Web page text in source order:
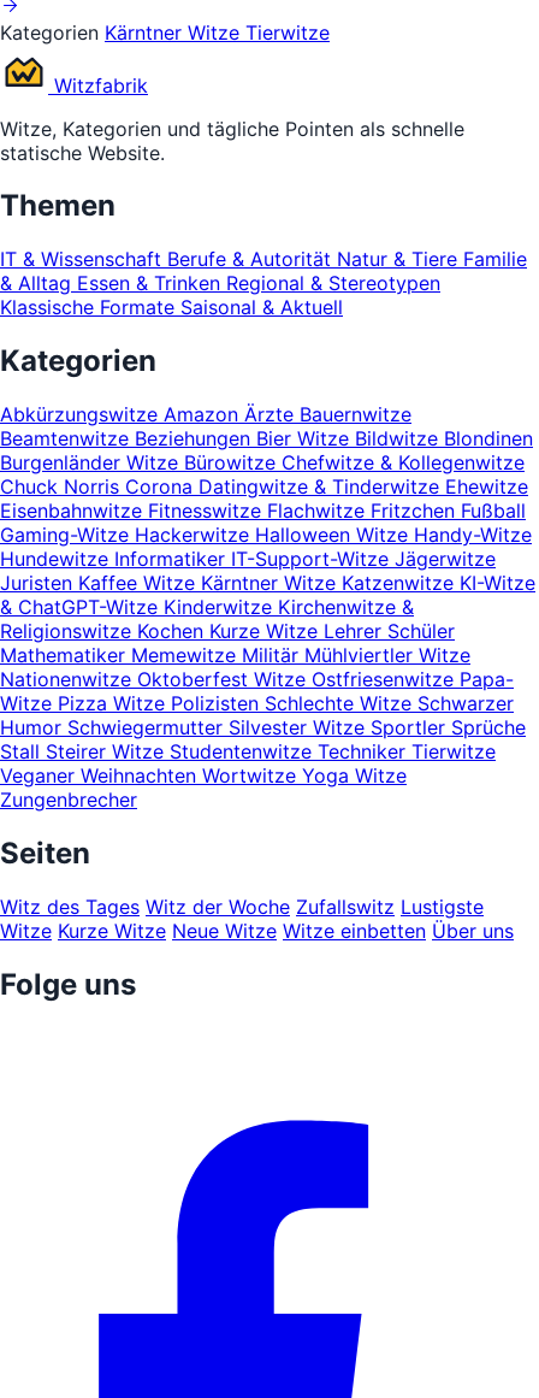
Kategorien Kärntner Witze Tierwitze
Witzfabrik
Witze, Kategorien und tägliche Pointen als schnelle
statische Website.
Themen
IT & Wissenschaft Berufe & Autorität Natur & Tiere Familie
& Alltag Essen & Trinken Regional & Stereotypen
Klassische Formate Saisonal & Aktuell
Kategorien
Abkürzungswitze Amazon Ärzte Bauernwitze
Beamtenwitze Beziehungen Bier Witze Bildwitze Blondinen
Burgenländer Witze Bürowitze Chefwitze & Kollegenwitze
Chuck Norris Corona Datingwitze & Tinderwitze Ehewitze
Eisenbahnwitze Fitnesswitze Flachwitze Fritzchen Fußball
Gaming-Witze Hackerwitze Halloween Witze Handy-Witze
Hundewitze Informatiker IT-Support-Witze Jägerwitze
Juristen Kaffee Witze Kärntner Witze Katzenwitze KI-Witze
& ChatGPT-Witze Kinderwitze Kirchenwitze &
Religionswitze Kochen Kurze Witze Lehrer Schüler
Mathematiker Memewitze Militär Mühlviertler Witze
Nationenwitze Oktoberfest Witze Ostfriesenwitze Papa-
Witze Pizza Witze Polizisten Schlechte Witze Schwarzer
Humor Schwiegermutter Silvester Witze Sportler Sprüche
Stall Steirer Witze Studentenwitze Techniker Tierwitze
Veganer Weihnachten Wortwitze Yoga Witze
Zungenbrecher
Seiten
Witz des Tages Witz der Woche Zufallswitz Lustigste
Witze Kurze Witze Neue Witze Witze einbetten Über uns
Folge uns